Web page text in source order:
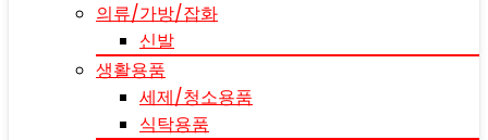
의류/가방/잡화
신발
생활용품
세제/청소용품
식탁용품